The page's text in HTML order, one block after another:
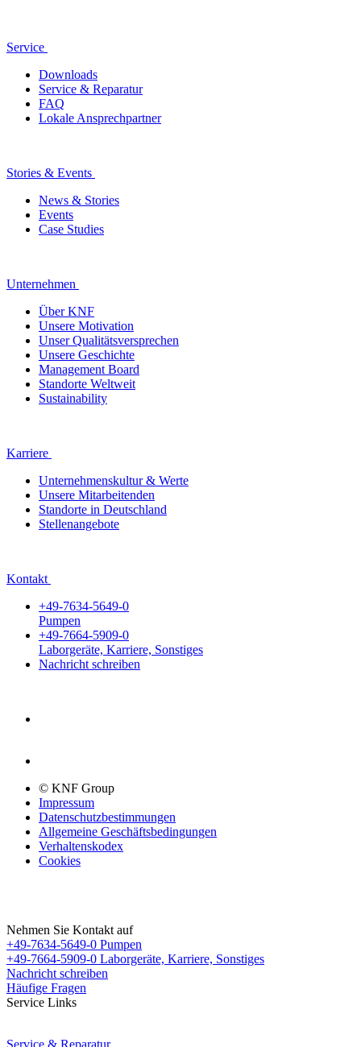
Service
Downloads
Service & Reparatur
FAQ
Lokale Ansprechpartner
Stories & Events
News & Stories
Events
Case Studies
Unternehmen
Über KNF
Unsere Motivation
Unser Qualitätsversprechen
Unsere Geschichte
Management Board
Standorte Weltweit
Sustainability
Karriere
Unternehmenskultur & Werte
Unsere Mitarbeitenden
Standorte in Deutschland
Stellenangebote
Kontakt
+49-7634-5649-0
Pumpen
+49-7664-5909-0
Laborgeräte, Karriere, Sonstiges
Nachricht schreiben
© KNF Group
Impressum
Datenschutzbestimmungen
Allgemeine Geschäftsbedingungen
Verhaltenskodex
Cookies
Nehmen Sie Kontakt auf
+49-7634-5649-0 Pumpen
+49-7664-5909-0 Laborgeräte, Karriere, Sonstiges
Nachricht schreiben
Häufige Fragen
Service Links
Service & Reparatur